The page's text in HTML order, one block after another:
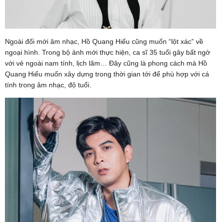
Ngoài đổi mới âm nhạc, Hồ Quang Hiếu cũng muốn “lột xác” về
ngoại hình. Trong bộ ảnh mới thực hiện, ca sĩ 35 tuổi gây bất ngờ
với vẻ ngoài nam tính, lịch lãm… Đây cũng là phong cách mà Hồ
Quang Hiếu muốn xây dựng trong thời gian tới để phù hợp với cá
tính trong âm nhạc, độ tuổi.